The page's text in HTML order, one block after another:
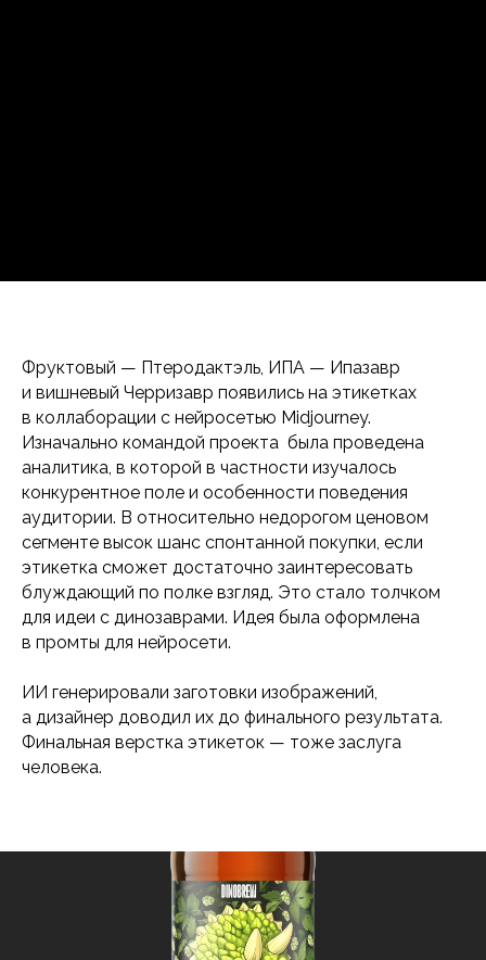
Фруктовый — Птеродактэль, ИПА — Ипазавр
и вишневый Черризавр появились на этикетках
в коллаборации с нейросетью Midjourney.
Изначально командой проекта была проведена
аналитика, в которой в частности изучалось
конкурентное поле и особенности поведения
аудитории. В относительно недорогом ценовом
сегменте высок шанс спонтанной покупки, если
этикетка сможет достаточно заинтересовать
блуждающий по полке взгляд. Это стало толчком
для идеи с динозаврами. Идея была оформлена
в промты для нейросети.
ИИ генерировали заготовки изображений,
а дизайнер доводил их до финального результата.
Финальная верстка этикеток — тоже заслуга
человека.